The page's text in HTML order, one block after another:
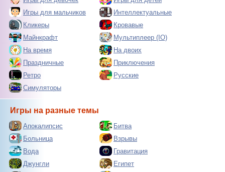
Игры для мальчиков
Интеллектуальные
Кликеры
Кровавые
Майнкрафт
Мультиплеер (IO)
На время
На двоих
Праздничные
Приключения
Ретро
Русские
Симуляторы
Игры на разные темы
Апокалипсис
Битва
Больница
Взрывы
Вода
Гравитация
Джунгли
Египет